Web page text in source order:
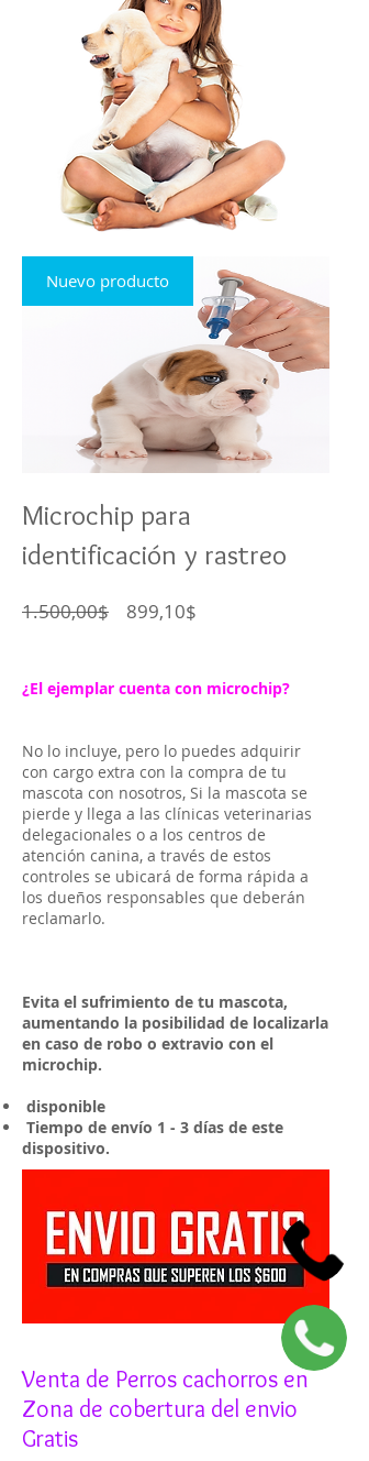
Nuevo producto
Microchip para
identificación y rastreo
1.500,00$ Precio
899,10$
¿El ejemplar cuenta con microchip?
No lo incluye, pero lo puedes adquirir
con cargo extra con la compra de tu
mascota con nosotros, Si la mascota se
pierde y llega a las clínicas veterinarias
delegacionales o a los centros de
atención canina, a través de estos
controles se ubicará de forma rápida a
los dueños responsables que deberán
reclamarlo.
Evita el sufrimiento de tu mascota,
aumentando la posibilidad de localizarla
en caso de robo o extravio con el
microchip.
disponible
Tiempo de envío 1 - 3 días de este
dispositivo.
Venta de Perros cachorros en
Zona de cobertura del envio
Gratis